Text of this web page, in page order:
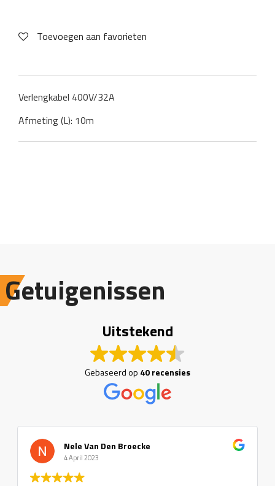
Toevoegen aan favorieten
Verlengkabel 400V/32A
Afmeting (L): 10m
Getuigenissen
Uitstekend
Gebaseerd op 40 recensies
Nele Van Den Broecke
4 April 2023